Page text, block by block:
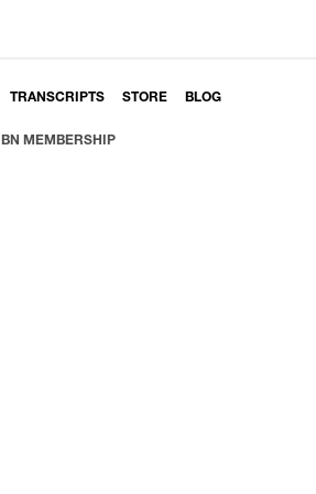
TRANSCRIPTS STORE BLOG
BN MEMBERSHIP